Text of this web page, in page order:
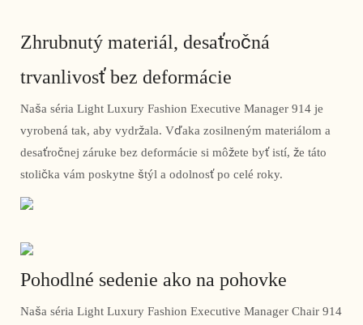
Zhrubnutý materiál, desaťročná
trvanlivosť bez deformácie
Naša séria Light Luxury Fashion Executive Manager 914 je
vyrobená tak, aby vydržala. Vďaka zosilneným materiálom a
desaťročnej záruke bez deformácie si môžete byť istí, že táto
stolička vám poskytne štýl a odolnosť po celé roky.
Pohodlné sedenie ako na pohovke
Naša séria Light Luxury Fashion Executive Manager Chair 914